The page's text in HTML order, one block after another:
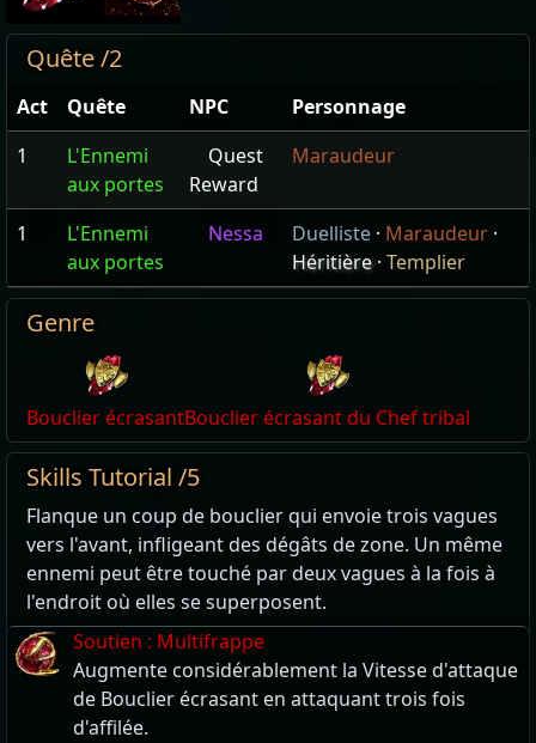
Quête /2
Act Quête NPC
Personnage
1
L'Ennemi
aux portes
Quest
Reward
Maraudeur
1
L'Ennemi
aux portes
Nessa Duelliste · Maraudeur ·
Héritière· Templier
Genre
Bouclier écrasantBouclier écrasant du Chef tribal
Skills Tutorial /5
Flanque un coup de bouclier qui envoie trois vagues
vers l'avant, infligeant des dégâts de zone. Un même
ennemi peut être touché par deux vagues à la fois à
l'endroit où elles se superposent.
Soutien : Multifrappe
Augmente considérablement la Vitesse d'attaque
de Bouclier écrasant en attaquant trois fois
d'affilée.